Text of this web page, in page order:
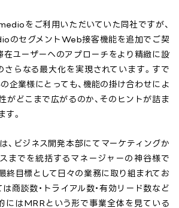
をご利用いただいていた同社ですが、
のセグメントWeb接客機能を追加でご契
在ユーザーへのアプローチをより精緻に設
さらなる最大化を実現されています。すで
企業様にとっても、機能の掛け合わせによ
がどこまで広がるのか、そのヒントが詰ま
す。
、ビジネス開発本部にてマーケティングか
までを統括するマネージャーの神谷様で
終目標として日々の業務に取り組まれてお
は商談数・トライアル数・有効リード数など
にはMRRという形で事業全体を見ている